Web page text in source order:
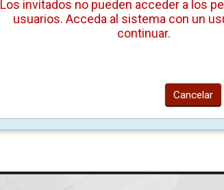
Los invitados no pueden acceder a los
usuarios. Acceda al sistema con un
continuar.
Cancelar